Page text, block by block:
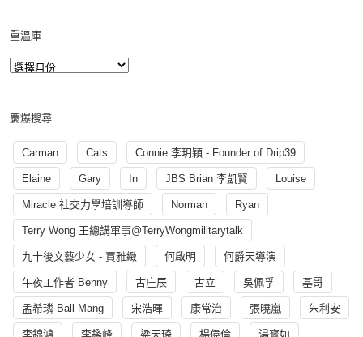
重溫庫
慶爆搜尋
Carman Cats Connie 李玥穎 - Founder of Drip39
Elaine Gary In JBS Brian 李凱賢 Louise
Miracle 社交力學培訓導師 Norman Ryan
Terry Wong 王總講軍事@TerryWongmilitarytalk
九十後文藝少女 - 賈雅緻 何啟明 何爵天導演
午夜工作者 Benny 古庄辰 古立 吳佩孚 基哥
孟希璘 Ball Mang 宋浩暉 康常治 張曉嵐 朱利安
李錦鴻 李鑑峰 梁天琦 楊偉倫 湯寳如